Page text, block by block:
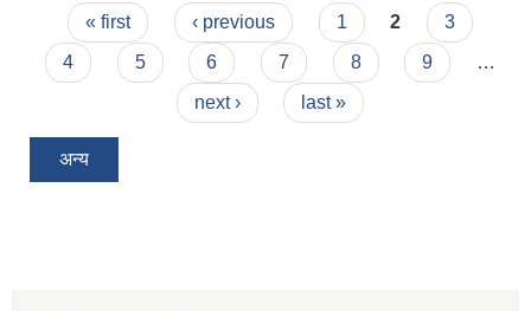
Pages
« first ‹ previous 1 2
3
4
5 6 7 8 9
…
next ›
last »
अन्य